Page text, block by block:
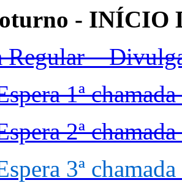
- INÍCIO
Regular –
1ª
2ª
3ª